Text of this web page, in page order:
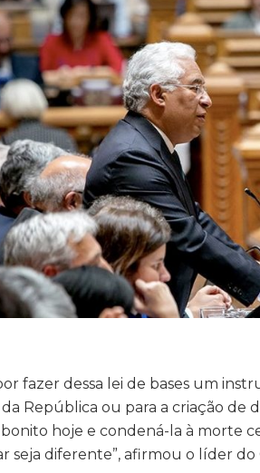
fazer dessa lei de bases um
República ou para a criação de
hoje e condená-la à morte
seja diferente”, afirmou o líder